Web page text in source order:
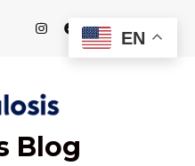
Blog
EN